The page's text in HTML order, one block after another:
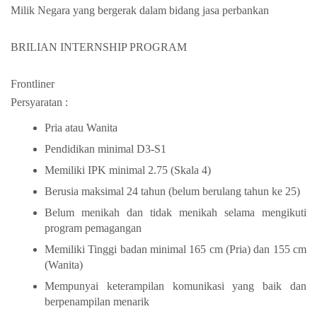
Milik Negara yang bergerak dalam bidang jasa perbankan
BRILIAN INTERNSHIP PROGRAM
Frontliner
Persyaratan :
Pria atau Wanita
Pendidikan minimal D3-S1
Memiliki IPK minimal 2.75 (Skala 4)
Berusia maksimal 24 tahun (belum berulang tahun ke 25)
Belum menikah dan tidak menikah selama mengikuti
program pemagangan
Memiliki Tinggi badan minimal 165 cm (Pria) dan 155 cm
(Wanita)
Mempunyai keterampilan komunikasi yang baik dan
berpenampilan menarik